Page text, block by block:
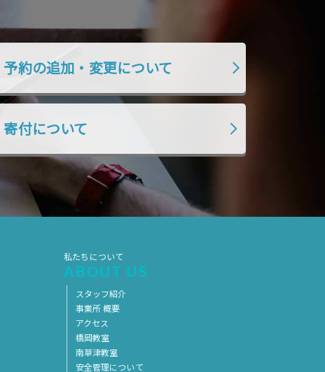
予約の追加・変更について
寄付について
私たちについて
ABOUT US
スタッフ紹介
事業所 概要
アクセス
橋岡教室
南草津教室
安全管理について